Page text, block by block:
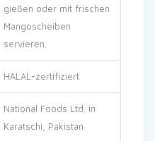
gießen oder mit frischen
Mangoscheiben
servieren.
HALAL-zertifiziert
National Foods Ltd. in
Karatschi, Pakistan